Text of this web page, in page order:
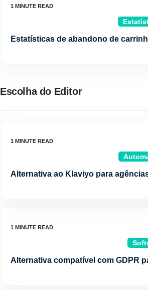
Estatísticas de abandono de
Escolha do Editor
Alternativa ao Klaviyo para
Alternativa compatível com GDPR